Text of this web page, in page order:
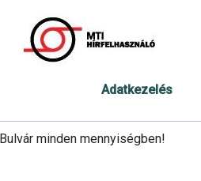
Adatkezelés
minden mennyiségben!